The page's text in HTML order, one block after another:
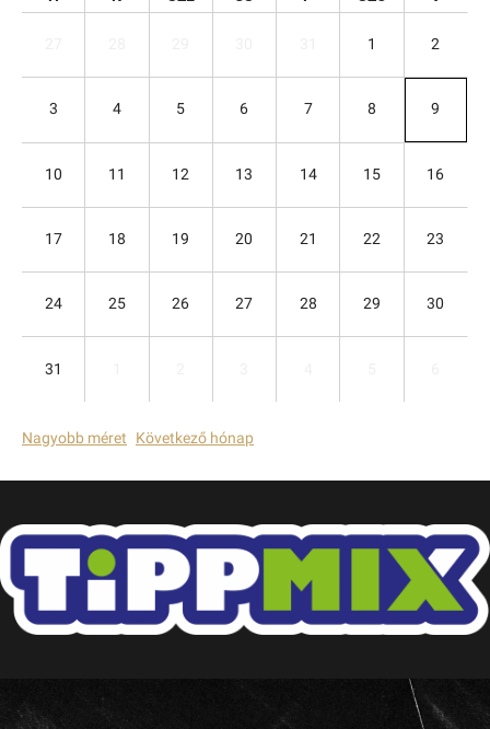
1 2
3 4 5 6 7 8 9
10 11 12 13 14 15 16
17 18 19 20 21 22 23
24 25 26 27 28 29 30
31
Nagyobb méret Következő hónap